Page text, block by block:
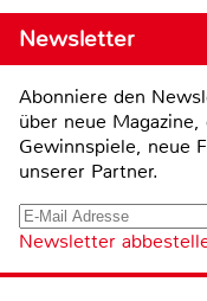
Newsletter
Abonniere den
über neue
Gewinnspiele, neue
unserer Partner.
Newsletter